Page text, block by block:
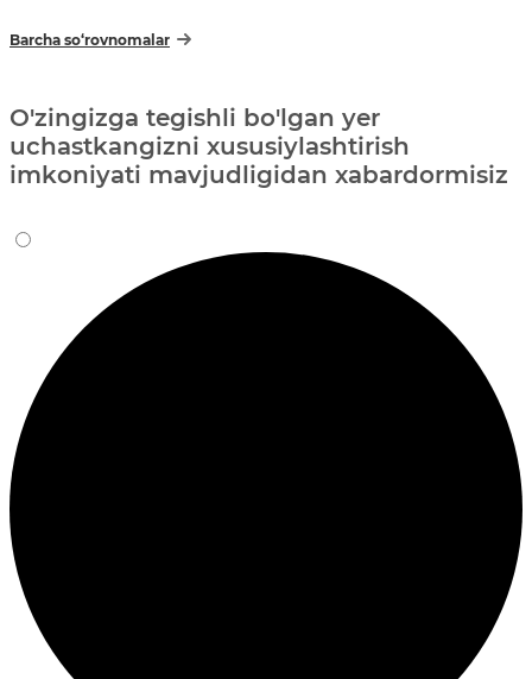
Barcha so‘rovnomalar
O'zingizga tegishli bo'lgan yer
uchastkangizni xususiylashtirish
imkoniyati mavjudligidan xabardormisiz